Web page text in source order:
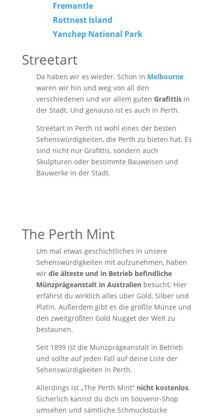
Fremantle
Rottnest Island
Yanchep National Park
Streetart
Da haben wir es wieder. Schon in Melbourne
waren wir hin und weg von all den
verschiedenen und vor allem guten Grafittisin
der Stadt. Und genauso ist es auch in Perth.
Streetart in Perth ist wohl eines der besten
Sehenswürdigkeiten, die Perth zu bieten hat. Es
sind nicht nur Grafittis, sondern auch
Skulpturen oder bestimmte Bauweisen und
Bauwerke in der Stadt.
The Perth Mint
Um mal etwas geschichtliches in unsere
Sehenswürdigkeiten mit aufzunehmen, haben
wir die älteste und in Betrieb befindliche
Münzprägeanstalt in Australienbesucht. Hier
erfährst du wirklich alles über Gold, Silber und
Platin. Außerdem gibt es die größte Münze und
den zweitgrößten Gold Nugget der Welt zu
bestaunen.
Seit 1899 ist die Münzprägeanstalt in Betrieb
und sollte auf jeden Fall auf deine Liste der
Sehenswürdigkeiten in Perth.
Allerdings ist „The Perth Mint“ nicht kostenlos.
Sicherlich kannst du dich im Souvenir-Shop
umsehen und sämtliche Schmuckstücke